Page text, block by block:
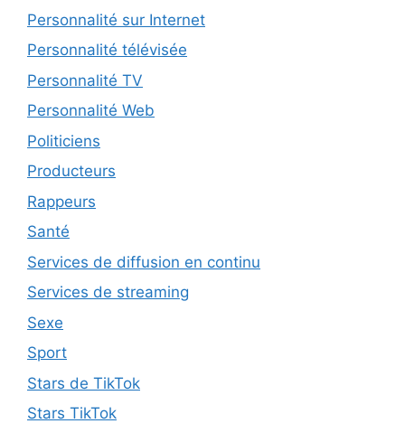
Personnalité sur Internet
Personnalité télévisée
Personnalité TV
Personnalité Web
Politiciens
Producteurs
Rappeurs
Santé
Services de diffusion en continu
Services de streaming
Sexe
Sport
Stars de TikTok
Stars TikTok